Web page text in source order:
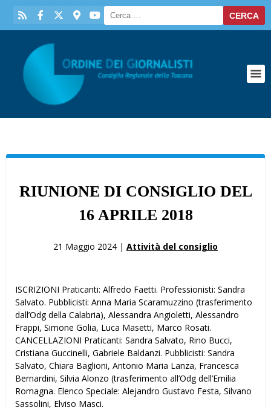
RIUNIONE DI CONSIGLIO DEL
16 APRILE 2018
21 Maggio 2024 | Attività del consiglio
ISCRIZIONI Praticanti: Alfredo Faetti. Professionisti: Sandra
Salvato. Pubblicisti: Anna Maria Scaramuzzino (trasferimento
dall’Odg della Calabria), Alessandra Angioletti, Alessandro
Frappi, Simone Golia, Luca Masetti, Marco Rosati.
CANCELLAZIONI Praticanti: Sandra Salvato, Rino Bucci,
Cristiana Guccinelli, Gabriele Baldanzi. Pubblicisti: Sandra
Salvato, Chiara Baglioni, Antonio Maria Lanza, Francesca
Bernardini, Silvia Alonzo (trasferimento all’Odg dell’Emilia
Romagna. Elenco Speciale: Alejandro Gustavo Festa, Silvano
Sassolini, Elviso Masci.